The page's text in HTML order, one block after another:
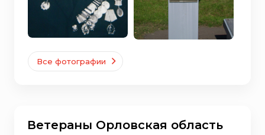
Все фотографии
Ветераны Орловская область